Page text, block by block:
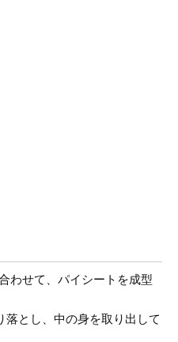
わせて、パイシートを成型
とし、中の身を取り出して